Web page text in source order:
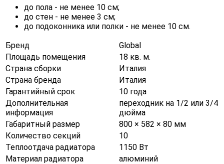
до пола - не менее 10 см;
до стен - не менее 3 см;
до подоконника или полки - не менее 10 см.
Бренд
Global
Площадь помещения
18 кв. м.
Страна сборки
Италия
Страна бренда
Италия
Гарантийный срок
10 года
Дополнительная
информация
переходник на 1/2 или 3/4
дюйма
Габаритный размер
800 × 582 × 80 мм
Количество секций
10
Теплоотдача радиатора
1150 Вт
Материал радиатора
алюминий